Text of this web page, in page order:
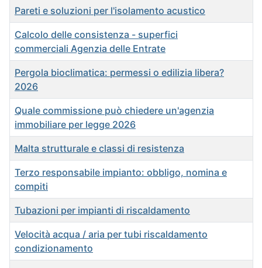
Pareti e soluzioni per l'isolamento acustico
Calcolo delle consistenza - superfici
commerciali Agenzia delle Entrate
Pergola bioclimatica: permessi o edilizia libera?
2026
Quale commissione può chiedere un'agenzia
immobiliare per legge 2026
Malta strutturale e classi di resistenza
Terzo responsabile impianto: obbligo, nomina e
compiti
Tubazioni per impianti di riscaldamento
Velocità acqua / aria per tubi riscaldamento
condizionamento